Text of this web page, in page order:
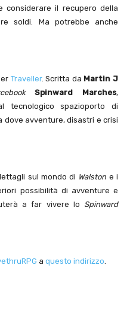
considerare il recupero della
soldi. Ma potrebbe anche
Traveller. Scritta da Martin J
Spinward Marches,
tecnologico spazioporto di
dove avventure, disastri e crisi
sul mondo di Walston e i
possibilità di avventure e
a far vivere lo Spinward
a questo indirizzo.